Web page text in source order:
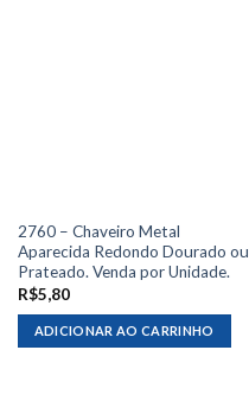
2760 – Chaveiro Metal
Aparecida Redondo Dourado ou
Prateado. Venda por Unidade.
R$5,80
ADICIONAR AO CARRINHO